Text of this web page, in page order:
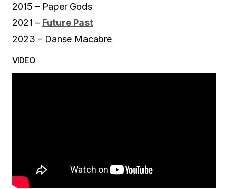
2015 – Paper Gods
2021 – Future Past
2023 – Danse Macabre
VIDEO